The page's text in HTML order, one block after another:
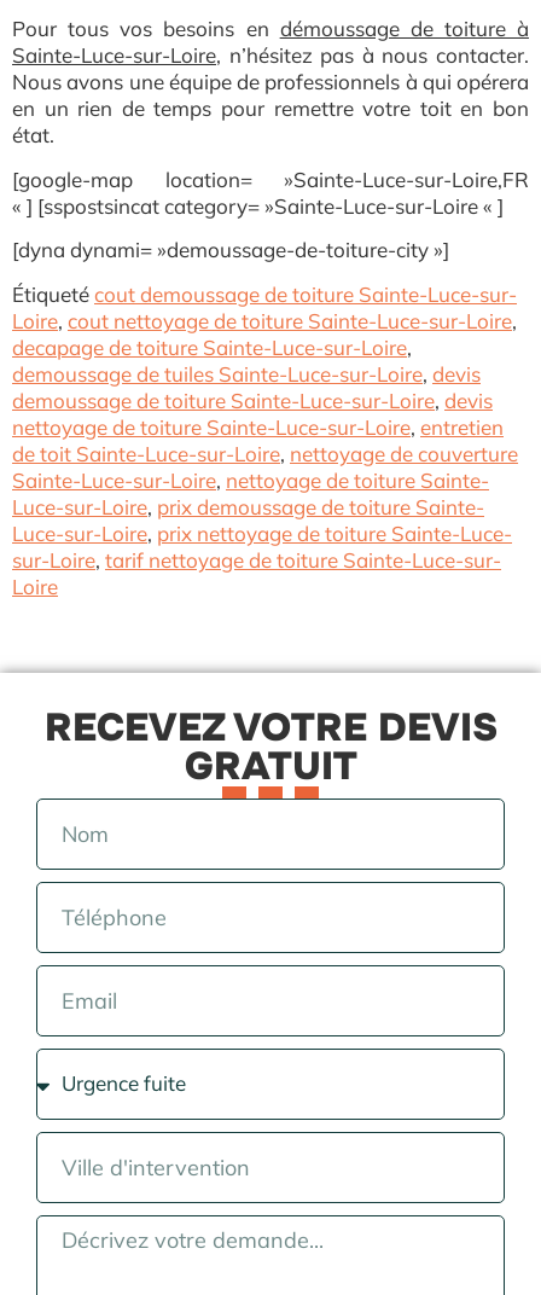
Pour tous vos besoins en démoussage de toiture à
Sainte-Luce-sur-Loire, n’hésitez pas à nous contacter.
Nous avons une équipe de professionnels à qui opérera
en un rien de temps pour remettre votre toit en bon
état.
[google-map location= »Sainte-Luce-sur-Loire,FR
« ] [sspostsincat category= »Sainte-Luce-sur-Loire « ]
[dyna dynami= »demoussage-de-toiture-city »]
Étiquetécout demoussage de toiture Sainte-Luce-sur-
Loire, cout nettoyage de toiture Sainte-Luce-sur-Loire,
decapage de toiture Sainte-Luce-sur-Loire,
demoussage de tuiles Sainte-Luce-sur-Loire, devis
demoussage de toiture Sainte-Luce-sur-Loire, devis
nettoyage de toiture Sainte-Luce-sur-Loire, entretien
de toit Sainte-Luce-sur-Loire, nettoyage de couverture
Sainte-Luce-sur-Loire, nettoyage de toiture Sainte-
Luce-sur-Loire, prix demoussage de toiture Sainte-
Luce-sur-Loire, prix nettoyage de toiture Sainte-Luce-
sur-Loire, tarif nettoyage de toiture Sainte-Luce-sur-
Loire
RECEVEZ VOTRE DEVIS
GRATUIT